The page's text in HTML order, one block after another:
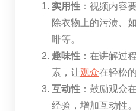
实用性：视频内容
除衣物上的污渍、
啡等。
趣味性：在讲解过
素，让观众在轻松
互动性：鼓励观众
经验，增加互动性。